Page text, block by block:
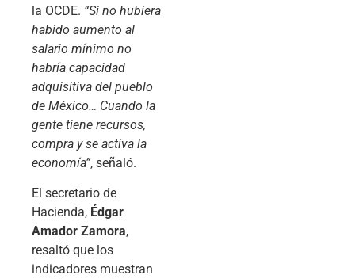
la OCDE. “Si no hubiera
habido aumento al
salario mínimo no
habría capacidad
adquisitiva del pueblo
de México… Cuando la
gente tiene recursos,
compra y se activa la
economía”, señaló.
El secretario de
Hacienda, Édgar
Amador Zamora,
resaltó que los
indicadores muestran